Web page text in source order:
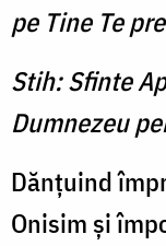
pe Tine Te
Stih: Sfinte
Dumnezeu
Dănţuind
Onisim şi